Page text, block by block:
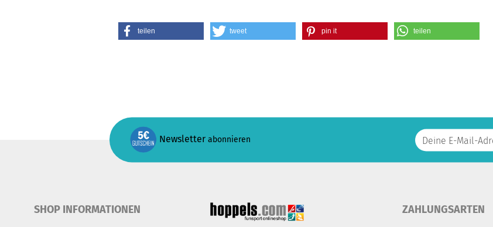
teilen tweet pin it teilen
Newsletter abonnieren
SHOP INFORMATIONEN ZAHLUNGSARTEN